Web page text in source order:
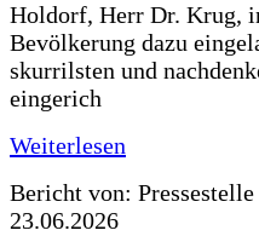
Holdorf, Herr Dr. Krug,
Bevölkerung dazu
skurrilsten und
eingerich
Weiterlesen
Bericht von:
23.06.2026